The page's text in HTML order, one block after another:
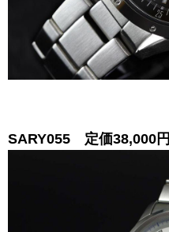
SARY055 定価38,000円